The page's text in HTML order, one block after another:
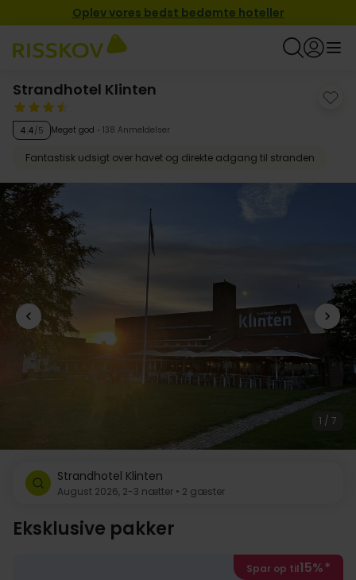
Oplev vores bedst bedømte hoteller
Strandhotel Klinten
4.4/5 Meget god 138 Anmeldelser
Fantastisk udsigt over havet og direkte adgang til stranden
1 / 7
Strandhotel Klinten
August 2026, 2-3 nætter • 2 gæster
Eksklusive pakker
Spar op til15%*